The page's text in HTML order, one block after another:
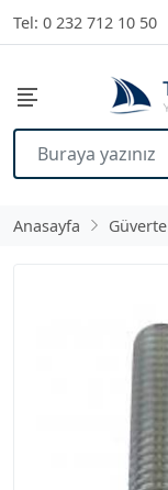
Tel: 0 232 712 10 50
Anasayfa Güverte